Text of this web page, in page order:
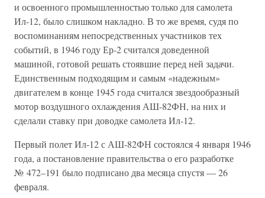
и освоенного промышленностью только для самолета
Ил-12, было слишком накладно. В то же время, судя по
воспоминаниям непосредственных участников тех
событий, в 1946 году Ер-2 считался доведенной
машиной, готовой решать стоявшие перед ней задачи.
Единственным подходящим и самым «надежным»
двигателем в конце 1945 года считался звездообразный
мотор воздушного охлаждения АШ-82ФН, на них и
сделали ставку при доводке самолета Ил-12.
Первый полет Ил-12 с АШ-82ФН состоялся 4 января 1946
года, а постановление правительства о его разработке
№ 472–191 было подписано два месяца спустя — 26
февраля.